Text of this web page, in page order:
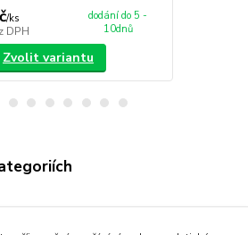
/ks
DPH
dodání do 5 -
10dnů
Zvolit variantu